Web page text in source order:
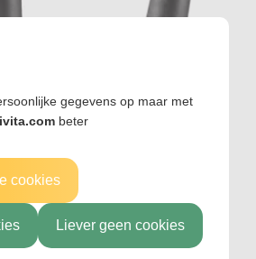
gegevens op maar met
beter
cookies
Liever geen cookies